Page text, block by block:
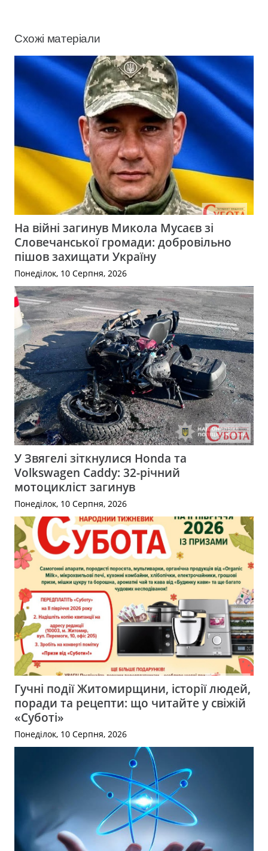
Схожі матеріали
На війні загинув Микола Мусаєв зі
Словечанської громади: добровільно
пішов захищати Україну
Понеділок, 10 Серпня, 2026
У Звягелі зіткнулися Honda та
Volkswagen Caddy: 32-річний
мотоцикліст загинув
Понеділок, 10 Серпня, 2026
Гучні події Житомирщини, історії людей,
поради та рецепти: що читайте у свіжій
«Суботі»
Понеділок, 10 Серпня, 2026